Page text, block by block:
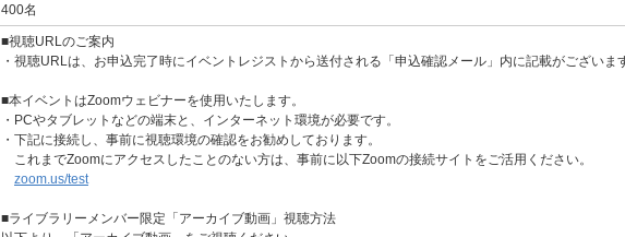
400名
■視聴URLのご案内
・視聴URLは、お申込完了時にイベントレジストから送付される「申込確認メール」内に記載がございま
■本イベントはZoomウェビナーを使用いたします。
・PCやタブレットなどの端末と、インターネット環境が必要です。
・下記に接続し、事前に視聴環境の確認をお勧めしております。
これまでZoomにアクセスしたことのない方は、事前に以下Zoomの接続サイトをご活用ください。
zoom.us/test
■ライブラリーメンバー限定「アーカイブ動画」視聴方法